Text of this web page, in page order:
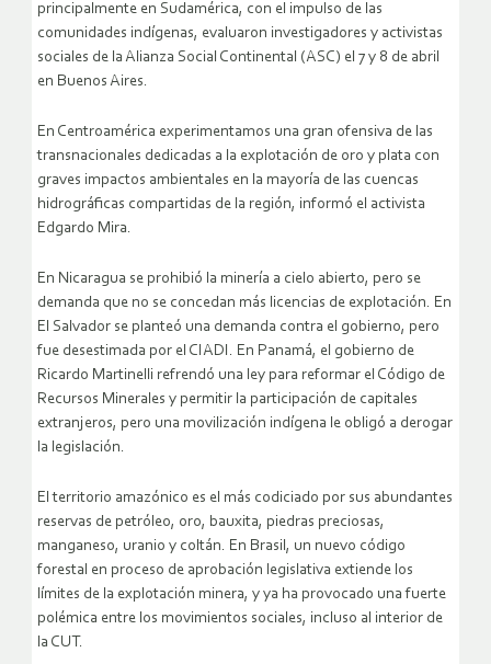
principalmente en Sudamérica, con el impulso de las
comunidades indígenas, evaluaron investigadores y activistas
sociales de la Alianza Social Continental (ASC) el 7 y 8 de abril
en Buenos Aires.
En Centroamérica experimentamos una gran ofensiva de las
transnacionales dedicadas a la explotación de oro y plata con
graves impactos ambientales en la mayoría de las cuencas
hidrográficas compartidas de la región, informó el activista
Edgardo Mira.
En Nicaragua se prohibió la minería a cielo abierto, pero se
demanda que no se concedan más licencias de explotación. En
El Salvador se planteó una demanda contra el gobierno, pero
fue desestimada por el CIADI. En Panamá, el gobierno de
Ricardo Martinelli refrendó una ley para reformar el Código de
Recursos Minerales y permitir la participación de capitales
extranjeros, pero una movilización indígena le obligó a derogar
la legislación.
El territorio amazónico es el más codiciado por sus abundantes
reservas de petróleo, oro, bauxita, piedras preciosas,
manganeso, uranio y coltán. En Brasil, un nuevo código
forestal en proceso de aprobación legislativa extiende los
límites de la explotación minera, y ya ha provocado una fuerte
polémica entre los movimientos sociales, incluso al interior de
la CUT.